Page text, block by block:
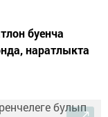
буенча
наратлыкта